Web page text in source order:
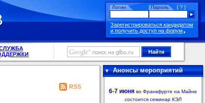
Логин [ ? ]
Пароль
Зарегистрироваться кандидатом
и получить доступ на форум
RSS
Анонсы мероприятий
6-7 июня во Франкфурте на Майне
состоится семинар КЭЛ